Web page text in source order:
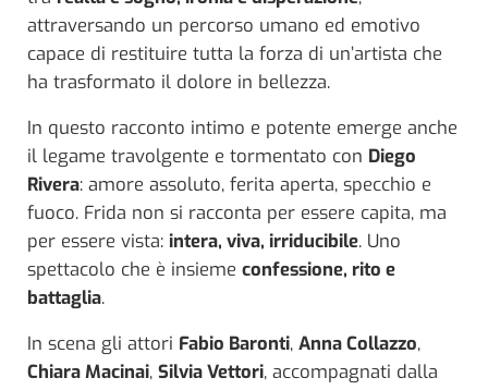
attraversando un percorso umano ed emotivo
capace di restituire tutta la forza di un’artista che
ha trasformato il dolore in bellezza.
In questo racconto intimo e potente emerge anche
il legame travolgente e tormentato con Diego
Rivera: amore assoluto, ferita aperta, specchio e
fuoco. Frida non si racconta per essere capita, ma
per essere vista: intera, viva, irriducibile. Uno
spettacolo che è insieme confessione, rito e
battaglia.
In scena gli attori Fabio Baronti, Anna Collazzo,
Chiara Macinai, Silvia Vettori, accompagnati dalla